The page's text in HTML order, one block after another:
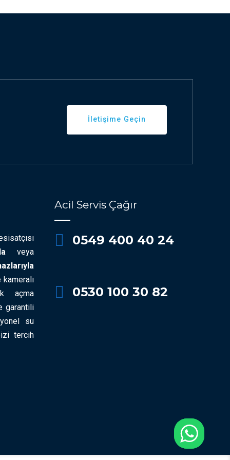
İletişime Geçin
veya
kameralı
açma
garantili
su
tercih
Acil Servis Çağır
0549 400 40 24
0530 100 30 82